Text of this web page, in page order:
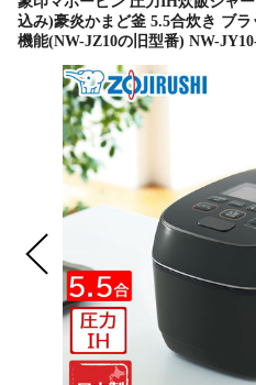
込み)豪炎かまど釜 5.5合炊き ブ
機能(NW-JZ10の旧型番) NW-